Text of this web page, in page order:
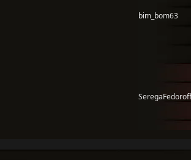
bim_bom63
SeregaFedoroff